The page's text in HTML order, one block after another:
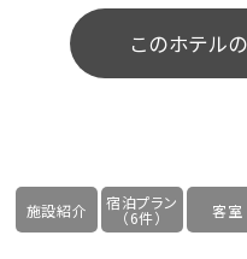
このホテル
施設紹介 宿泊プラン
（6件） 客室